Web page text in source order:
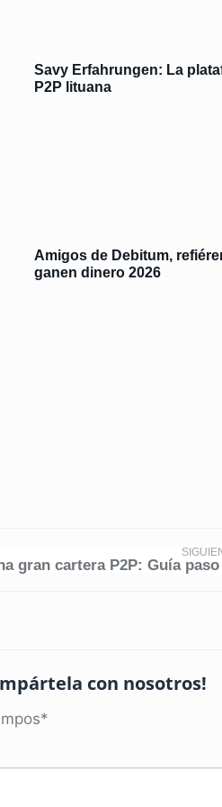
Savy Erfahrungen: La
P2P lituana
Amigos de Debitum,
ganen dinero 2026
gran cartera P2P: Guía
con nosotros!